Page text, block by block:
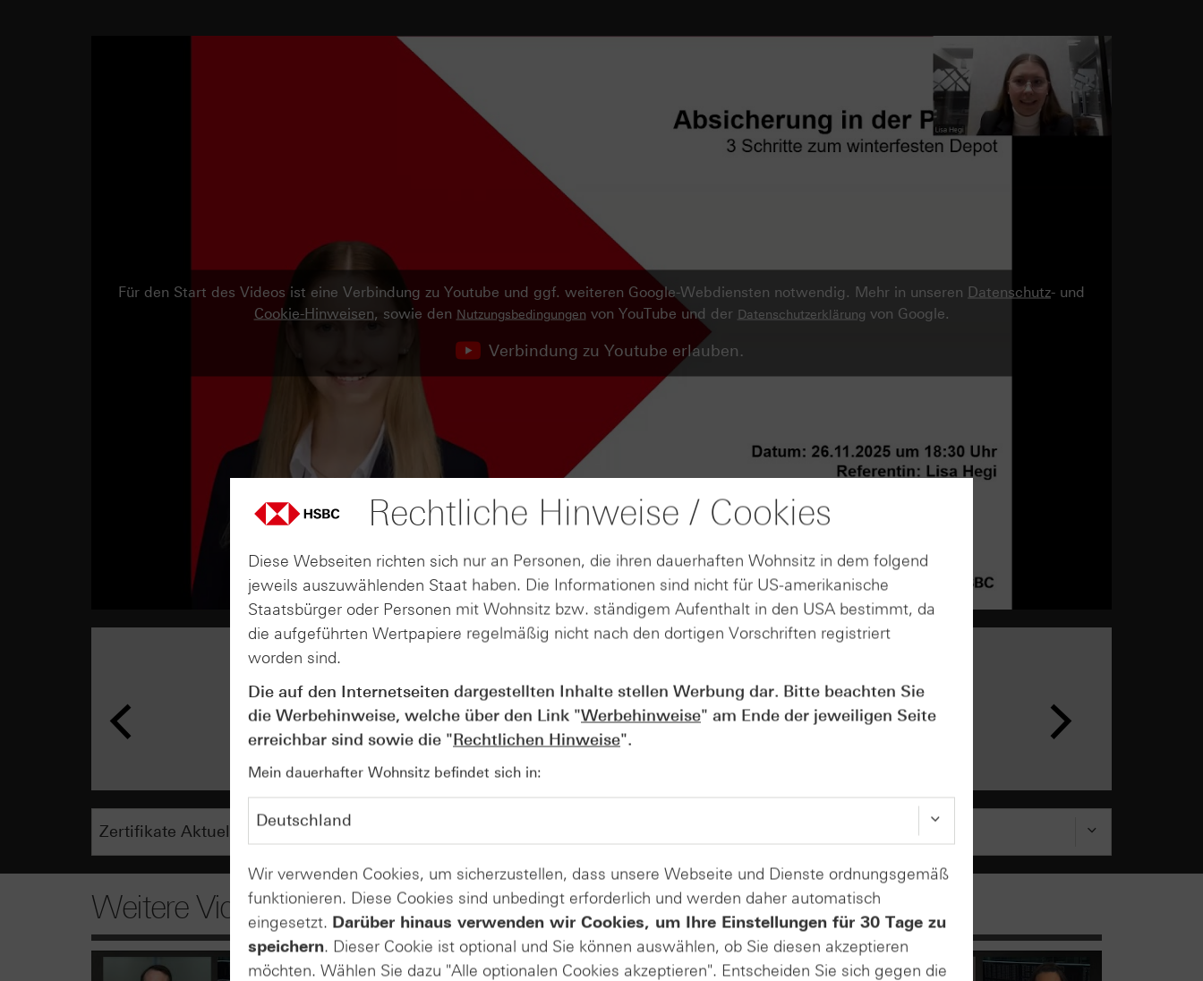
Für den Start des Videos ist eine Verbindung zu Youtube und ggf. weiteren Google-Webdiensten notwendig. Mehr in unseren Datenschutz- und
Cookie-Hinweisen, sowie den Nutzungsbedingungen von YouTube und der Datenschutzerklärung von Google.
Verbindung zu Youtube erlauben.
AUGUST
04
Der Blick ins Kleingedruckte: Kosten &
Kündigungen bei Derivaten - Webinar
vom 04.08.2026
Weitere Videos
Rechtliche Hinweise / Cookies
Diese Webseiten richten sich nur an Personen, die ihren dauerhaften Wohnsitz in dem folgend
jeweils auszuwählenden Staat haben. Die Informationen sind nicht für US-amerikanische
Staatsbürger oder Personen mit Wohnsitz bzw. ständigem Aufenthalt in den USA bestimmt, da
die aufgeführten Wertpapiere regelmäßig nicht nach den dortigen Vorschriften registriert
worden sind.
Die auf den Internetseiten dargestellten Inhalte stellen Werbung dar. Bitte beachten Sie
die Werbehinweise, welche über den Link "Werbehinweise" am Ende der jeweiligen Seite
erreichbar sind sowie die "Rechtlichen Hinweise".
Mein dauerhafter Wohnsitz befindet sich in:
Wir verwenden Cookies, um sicherzustellen, dass unsere Webseite und Dienste ordnungsgemäß
funktionieren. Diese Cookies sind unbedingt erforderlich und werden daher automatisch
eingesetzt. Darüber hinaus verwenden wir Cookies, um Ihre Einstellungen für 30 Tage zu
speichern. Dieser Cookie ist optional und Sie können auswählen, ob Sie diesen akzeptieren
möchten. Wählen Sie dazu "Alle optionalen Cookies akzeptieren". Entscheiden Sie sich gegen die